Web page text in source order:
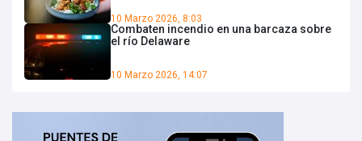
10 Marzo 2026, 8:03
Combaten incendio en una barcaza sobre
el río Delaware
10 Marzo 2026, 14:07